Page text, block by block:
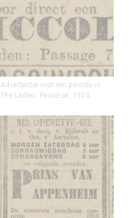
Advertentie voor een piccolo in
The Ladies’ Paradise, 1924.